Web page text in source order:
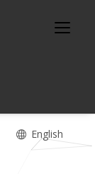
English